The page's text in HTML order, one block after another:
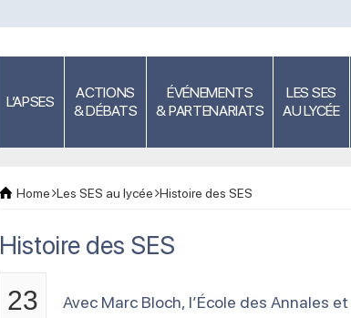
L’APSES
ACTIONS
& DÉBATS
ÉVÉNEMENTS
& PARTENARIATS
LES SES
AU LYCÉE
Home Les SES au lycée Histoire des SES
Histoire des SES
23
Avec Marc Bloch, l’École des Annales